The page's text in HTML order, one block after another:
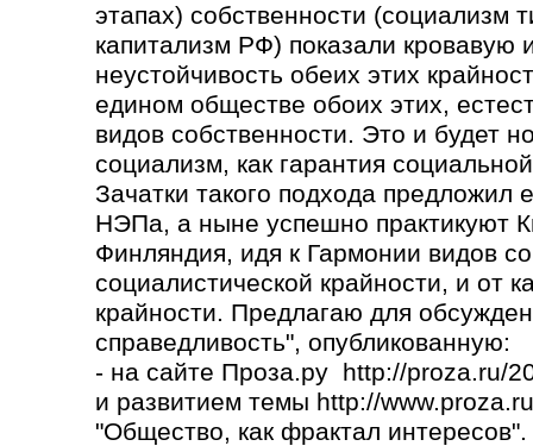
этапах) собственности (социализм
капитализм РФ) показали кровавую
неустойчивость обеих этих
едином обществе обоих этих,
видов собственности. Это и будет
социализм, как гарантия
Зачатки такого подхода
НЭПа, а ныне успешно практикуют
Финляндия, идя к Гармонии видов
социалистической крайности, и от
крайности. Предлагаю для
справедливость", опубликованную:
- на сайте Проза.ру http://proza.ru/
и развитием темы http://
"Общество, как фрактал интересов".